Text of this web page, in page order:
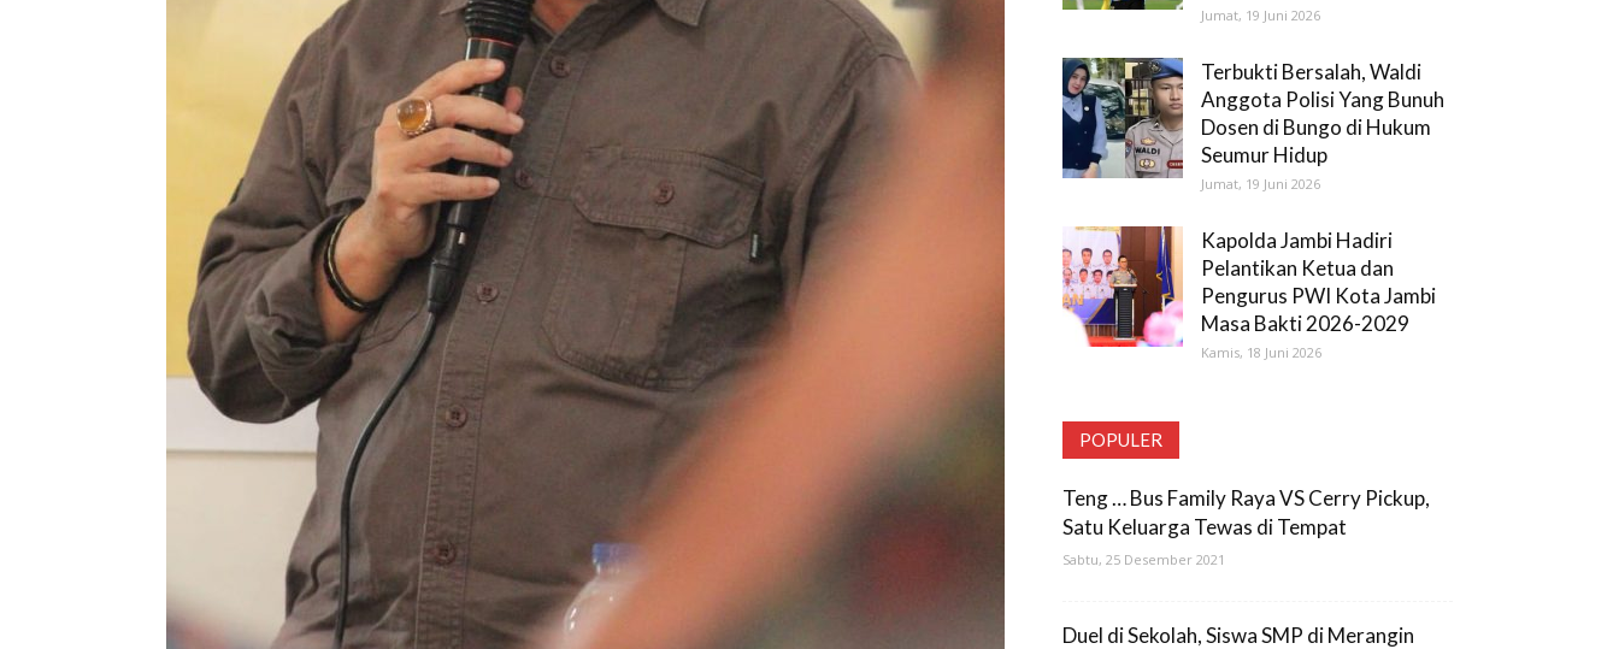
Jumat, 19 Juni 2026
Terbukti Bersalah, Waldi
Anggota Polisi Yang Bunuh
Dosen di Bungo di Hukum
Seumur Hidup
Jumat, 19 Juni 2026
Kapolda Jambi Hadiri
Pelantikan Ketua dan
Pengurus PWI Kota Jambi
Masa Bakti 2026-2029
Kamis, 18 Juni 2026
POPULER
Teng … Bus Family Raya VS Cerry Pickup,
Satu Keluarga Tewas di Tempat
Sabtu, 25 Desember 2021
Duel di Sekolah, Siswa SMP di Merangin